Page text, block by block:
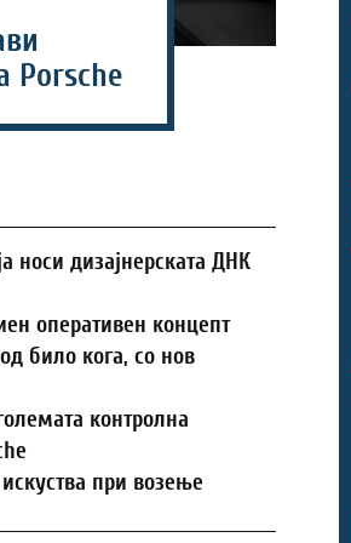
Porsche
носи дизајнерската ДНК
оперативен концепт
било кога, со нов
контролна
при возење